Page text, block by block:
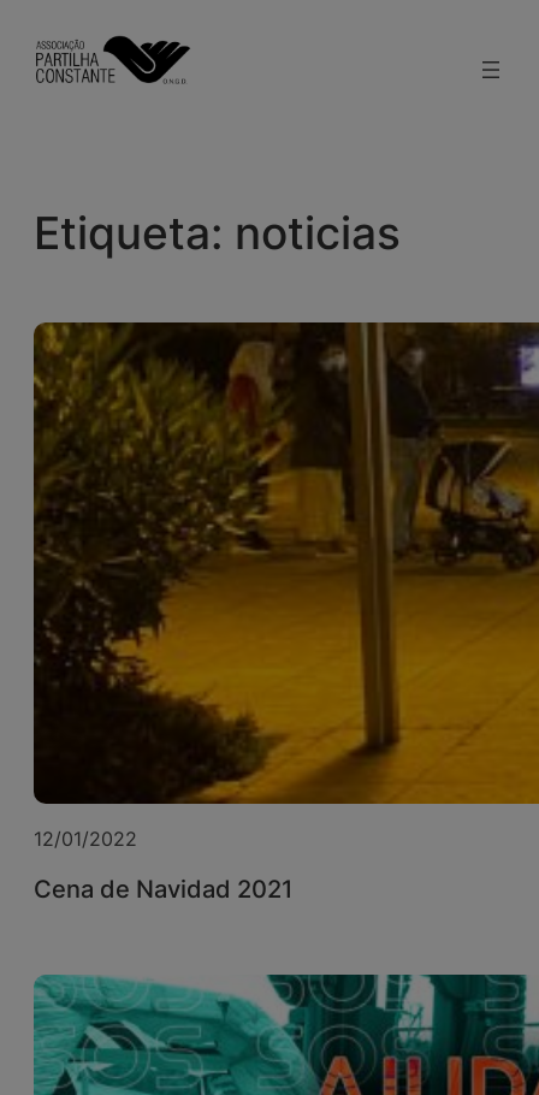
contenido
Etiqueta: noticias
12/01/2022
Cena de Navidad 2021